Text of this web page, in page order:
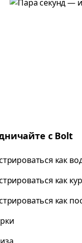
с Bolt
как
как
как